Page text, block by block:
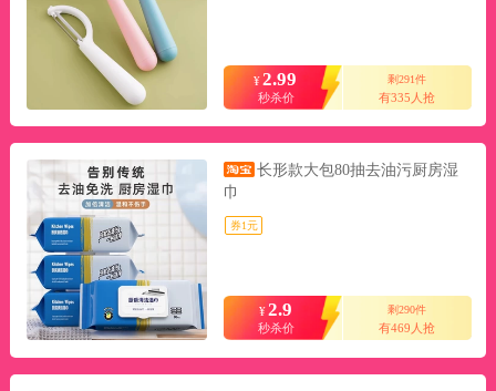
¥ 2.99
秒杀价
剩291件
有335人抢
长形款大包80抽去油污厨房湿
巾
券1元
¥2.9
秒杀价
剩290件
有469人抢